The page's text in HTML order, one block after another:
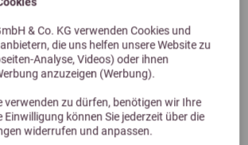
& Co. KG verwenden Cookies und
die uns helfen unsere Website zu
Analyse, Videos) oder ihnen
anzuzeigen (Werbung).
verwenden zu dürfen, benötigen wir Ihre
Einwilligung können Sie jederzeit über die
widerrufen und anpassen.